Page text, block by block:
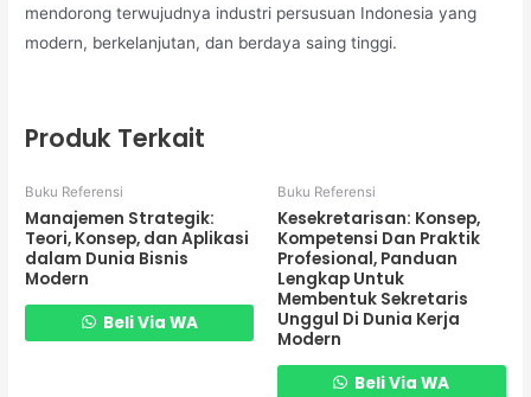
mendorong terwujudnya industri persusuan Indonesia yang
modern, berkelanjutan, dan berdaya saing tinggi.
Produk Terkait
Buku Referensi
Manajemen Strategik:
Teori, Konsep, dan Aplikasi
dalam Dunia Bisnis
Modern
Beli Via WA
Buku Referensi
Kesekretarisan: Konsep,
Kompetensi Dan Praktik
Profesional, Panduan
Lengkap Untuk
Membentuk Sekretaris
Unggul Di Dunia Kerja
Modern
Beli Via WA